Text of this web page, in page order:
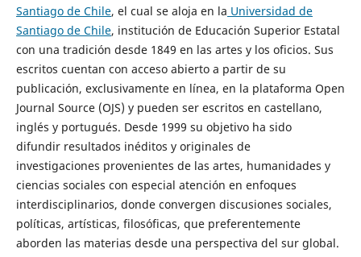
Santiago de Chile, el cual se aloja en la Universidad de
Santiago de Chile, institución de Educación Superior Estatal
con una tradición desde 1849 en las artes y los oficios. Sus
escritos cuentan con acceso abierto a partir de su
publicación, exclusivamente en línea, en la plataforma Open
Journal Source (OJS) y pueden ser escritos en castellano,
inglés y portugués. Desde 1999 su objetivo ha sido
difundir resultados inéditos y originales de
investigaciones provenientes de las artes, humanidades y
ciencias sociales con especial atención en enfoques
interdisciplinarios, donde convergen discusiones sociales,
políticas, artísticas, filosóficas, que preferentemente
aborden las materias desde una perspectiva del sur global.